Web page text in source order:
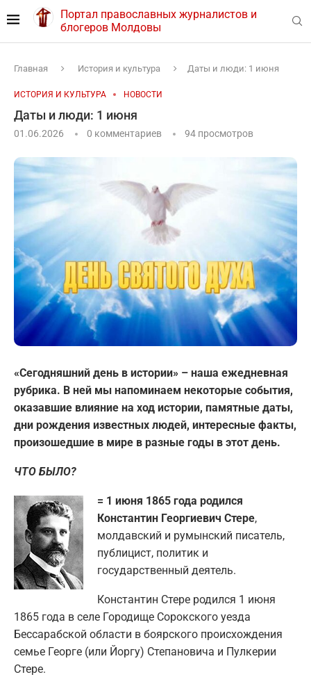
Портал православных журналистов и
блогеров Молдовы
Главная История и культура Даты и люди: 1 июня
ИСТОРИЯ И КУЛЬТУРА НОВОСТИ
Даты и люди: 1 июня
01.06.2026 0 комментариев 94 просмотров
«Сегодняшний день в истории» – наша ежедневная
рубрика. В ней мы напоминаем некоторые события,
оказавшие влияние на ход истории, памятные даты,
дни рождения известных людей, интересные факты,
произошедшие в мире в разные годы в этот день.
ЧТО БЫЛО?
= 1 июня 1865 года родился
Константин Георгиевич Стере,
молдавский и румынский писатель,
публицист, политик и
государственный деятель.
Константин Стере родился 1 июня
1865 года в селе Городище Сорокского уезда
Бессарабской области в боярского происхождения
семье Георге (или Йоргу) Степановича и Пулкерии
Стере.